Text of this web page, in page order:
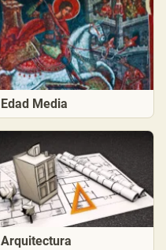
Edad Media
Arquitectura